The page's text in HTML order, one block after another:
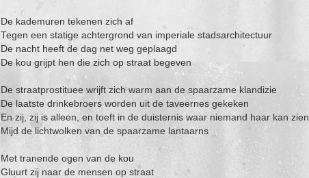
De kademuren tekenen zich af
Tegen een statige achtergrond van imperiale stadsarchitectuur
De nacht heeft de dag net weg geplaagd
De kou grijpt hen die zich op straat begeven
De straatprostituee wrijft zich warm aan de spaarzame klandizie
De laatste drinkebroers worden uit de taveernes gekeken
En zij, zij is alleen, en toeft in de duisternis waar niemand haar kan zien
Mijd de lichtwolken van de spaarzame lantaarns
Met tranende ogen van de kou
Gluurt zij naar de mensen op straat